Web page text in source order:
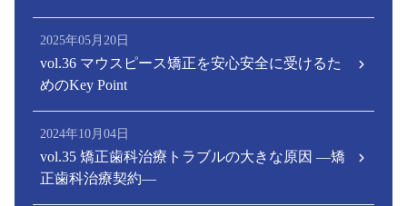
2025年05月20日
vol.36 マウスピース矯正を安心安全に受けるた
めのKey Point
2024年10月04日
vol.35 矯正歯科治療トラブルの大きな原因 ―矯
正歯科治療契約―